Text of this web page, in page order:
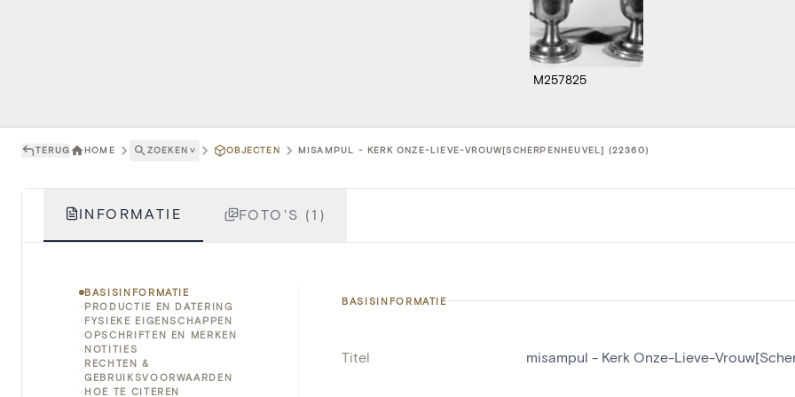
M257825
TERUG HOME ZOEKEN ˅ OBJECTEN MISAMPUL - KERK ONZE-LIEVE-VROUW[SCHERPENHEUVEL] (22360)
INFORMATIE FOTO'S (1)
BASISINFORMATIE
PRODUCTIE EN DATERING
FYSIEKE EIGENSCHAPPEN
OPSCHRIFTEN EN MERKEN
NOTITIES
RECHTEN &
GEBRUIKSVOORWAARDEN
HOE TE CITEREN
BASISINFORMATIE
Titel misampul - Kerk Onze-Lieve-